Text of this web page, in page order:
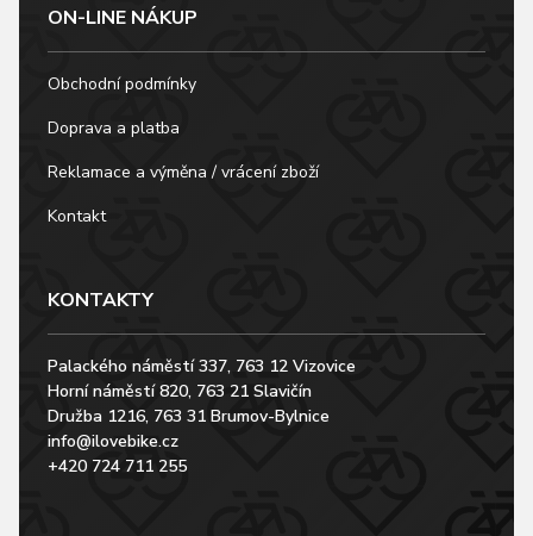
ON-LINE NÁKUP
Obchodní podmínky
Doprava a platba
Reklamace a výměna / vrácení zboží
Kontakt
KONTAKTY
Palackého náměstí 337, 763 12 Vizovice
Horní náměstí 820, 763 21 Slavičín
Družba 1216, 763 31 Brumov-Bylnice
info@ilovebike.cz
+420 724 711 255